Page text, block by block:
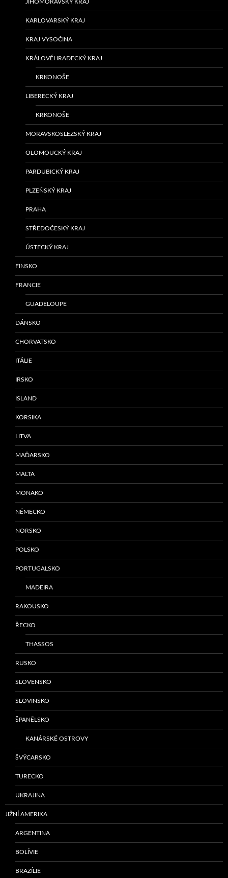
JIHOMORAVSKÝ KRAJ
KARLOVARSKÝ KRAJ
KRAJ VYSOČINA
KRÁLOVÉHRADECKÝ KRAJ
KRKONOŠE
LIBERECKÝ KRAJ
KRKONOŠE
MORAVSKOSLEZSKÝ KRAJ
OLOMOUCKÝ KRAJ
PARDUBICKÝ KRAJ
PLZEŇSKÝ KRAJ
PRAHA
STŘEDOČESKÝ KRAJ
ÚSTECKÝ KRAJ
FINSKO
FRANCIE
GUADELOUPE
DÁNSKO
CHORVATSKO
ITÁLIE
IRSKO
ISLAND
KORSIKA
LITVA
MAĎARSKO
MALTA
MONAKO
NĚMECKO
NORSKO
POLSKO
PORTUGALSKO
MADEIRA
RAKOUSKO
ŘECKO
THASSOS
RUSKO
SLOVENSKO
SLOVINSKO
ŠPANĚLSKO
KANÁRSKÉ OSTROVY
ŠVÝCARSKO
TURECKO
UKRAJINA
JIŽNÍ AMERIKA
ARGENTINA
BOLÍVIE
BRAZÍLIE